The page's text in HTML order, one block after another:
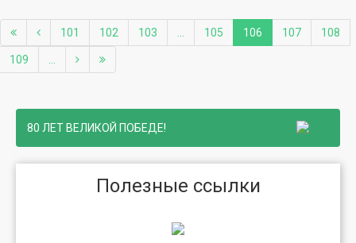
101 102 103 105 106 107 108
109
80 ЛЕТ ВЕЛИКОЙ ПОБЕДЕ!
Полезные ссылки